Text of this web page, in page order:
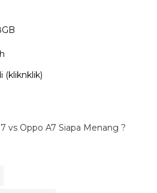
(kliknklik)
vs Oppo A7 Siapa Menang ?